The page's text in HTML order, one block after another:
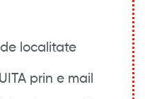
localitate
prin e mail